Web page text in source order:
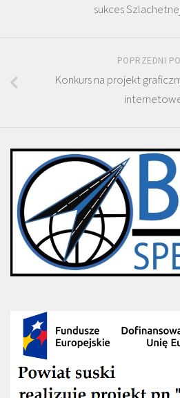
sukces
POPRZEDNI
Konkurs na projekt